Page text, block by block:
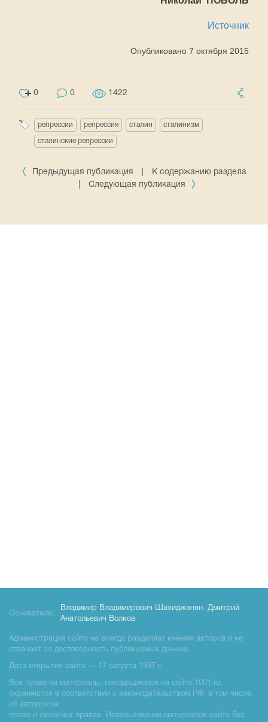
Источник
Опубликовано 7 октября 2015
0 0 1422
репрессии репрессия сталин сталинизм
сталинские репрессии
Предыдущая публикация
К содержанию раздела
Следующая публикация
Основатели:
Владимир Владимирович Шахиджанян, Дмитрий
Анатольевич Волков
Администрация сайта не всегда разделяет мнения авторов и не
отвечает за достоверность публикуемых данных.
Дата открытия сайта — 17 августа 1997 г.
Все права на материалы, находящиемся на сайте 1001.ru,
охраняются в соответствии с законодательством РФ, в том числе,
об авторском
праве и смежных правах. Использование материалов сайте без